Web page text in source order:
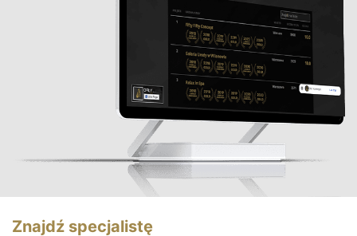
Znajdź specjalistę